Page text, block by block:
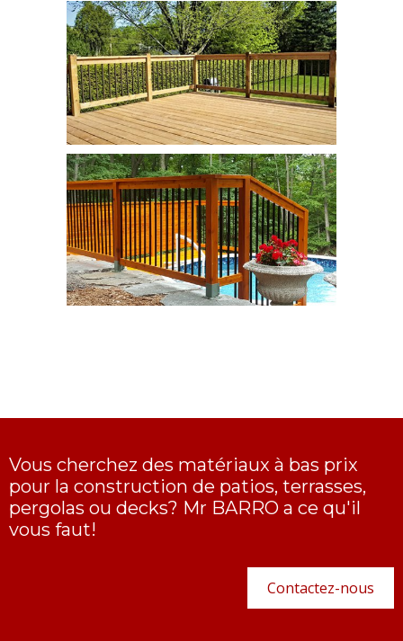
Vous cherchez des matériaux à bas prix
pour la construction de patios, terrasses,
pergolas ou decks? Mr BARRO a ce qu'il
vous faut!
Contactez-nous